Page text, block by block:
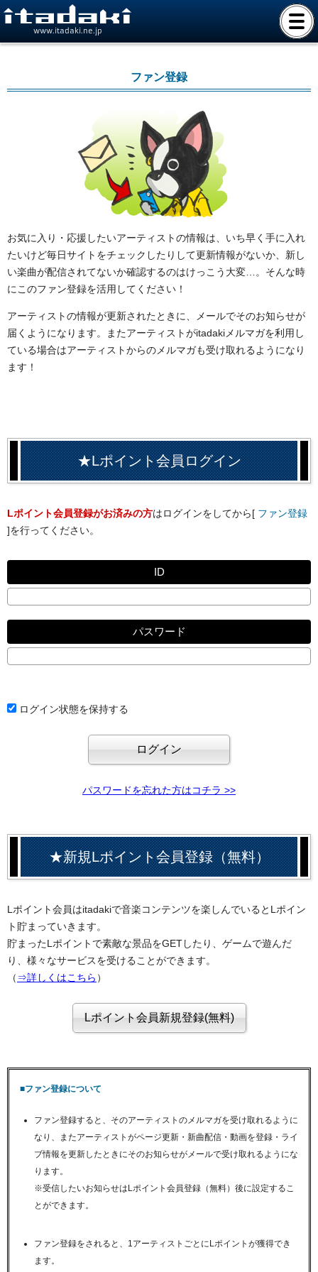
www.itadaki.ne.jp
ファン登録
お気に入り・応援したいアーティストの情報は、いち早く手に入れ
たいけど毎日サイトをチェックしたりして更新情報がないか、新し
い楽曲が配信されてないか確認するのはけっこう大変…。そんな時
にこのファン登録を活用してください！
アーティストの情報が更新されたときに、メールでそのお知らせが
届くようになります。またアーティストがitadakiメルマガを利用し
ている場合はアーティストからのメルマガも受け取れるようになり
ます！
★Lポイント会員ログイン
Lポイント会員登録がお済みの方はログインをしてから[ ファン登録
]を行ってください。
ID
パスワード
ログイン状態を保持する
パスワードを忘れた方はコチラ >>
★新規Lポイント会員登録（無料）
Lポイント会員はitadakiで音楽コンテンツを楽しんでいるとLポイン
ト貯まっていきます。
貯まったLポイントで素敵な景品をGETしたり、ゲームで遊んだ
り、様々なサービスを受けることができます。
（ ⇒詳しくはこちら ）
■ファン登録について
ファン登録すると、そのアーティストのメルマガを受け取れるように
なり、またアーティストがページ更新・新曲配信・動画を登録・ライ
ブ情報を更新したときにそのお知らせがメールで受け取れるようにな
ります。
※受信したいお知らせはLポイント会員登録（無料）後に設定するこ
とができます。
ファン登録をされると、1アーティストごとにLポイントが獲得でき
ます。